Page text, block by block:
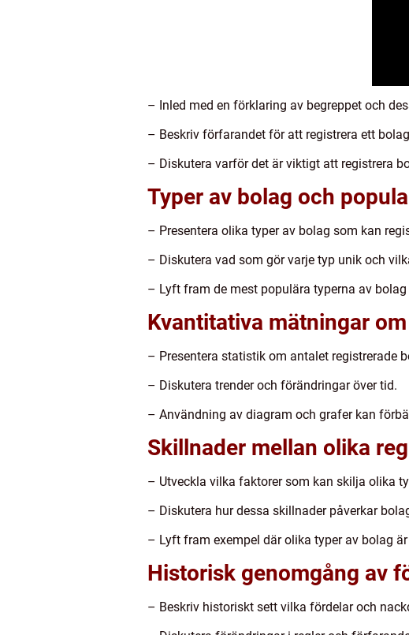
– Inled med en förklaring av begreppet och
– Beskriv förfarandet för att registrera ett
– Diskutera varför det är viktigt att registrera
Typer av bolag och
– Presentera olika typer av bolag som kan
– Diskutera vad som gör varje typ unik och
– Lyft fram de mest populära typerna av
Kvantitativa mätningar
– Presentera statistik om antalet registrerade
– Diskutera trender och förändringar över tid.
– Användning av diagram och grafer kan
Skillnader mellan olika
– Utveckla vilka faktorer som kan skilja olika
– Diskutera hur dessa skillnader påverkar
– Lyft fram exempel där olika typer av bolag
Historisk genomgång av
– Beskriv historiskt sett vilka fördelar och